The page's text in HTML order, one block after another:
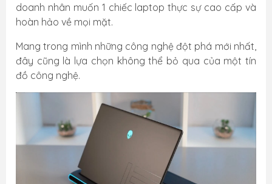
doanh nhân muốn 1 chiếc laptop thực sự cao cấp và
hoàn hảo về mọi mặt.
Mang trong mình những công nghệ đột phá mới nhất,
đây cũng là lựa chọn không thể bỏ qua của một tín
đồ công nghệ.